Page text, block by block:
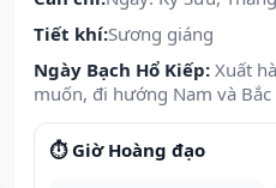
Tiết khí:Sương giáng
Ngày Bạch Hổ Kiếp: Xuất
muốn, đi hướng Nam và
⏱️ Giờ Hoàng đạo